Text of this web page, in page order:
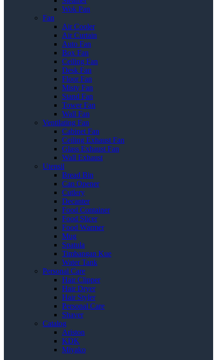
Wok Pan
Fan
Air Cooler
Air Curtain
Auto Fan
Box Fan
Ceiling Fan
Desk Fan
Floor Fan
Misty Fan
Stand Fan
Tower Fan
Wall Fan
Ventilating Fan
Cabinet Fan
Ceiling Exhaust Fan
Glass Exhaust Fan
Wall Exhaust
Utensil
Bread Bin
Can Opener
Cutlery
Decanter
Food Container
Food Slicer
Food Warmer
Mug
Spatula
Timbangan Kue
Water Tank
Personal Care
Hair Clipper
Hair Dryer
Hair Styler
Personal Care
Shaver
Catalog
Ariston
KDK
Miyako